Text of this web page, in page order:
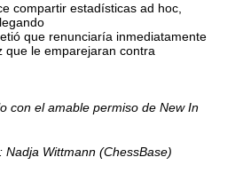
compartir estadísticas ad hoc,
que renunciaría inmediatamente
que le emparejaran contra
con el amable permiso de New In
Nadja Wittmann (ChessBase)